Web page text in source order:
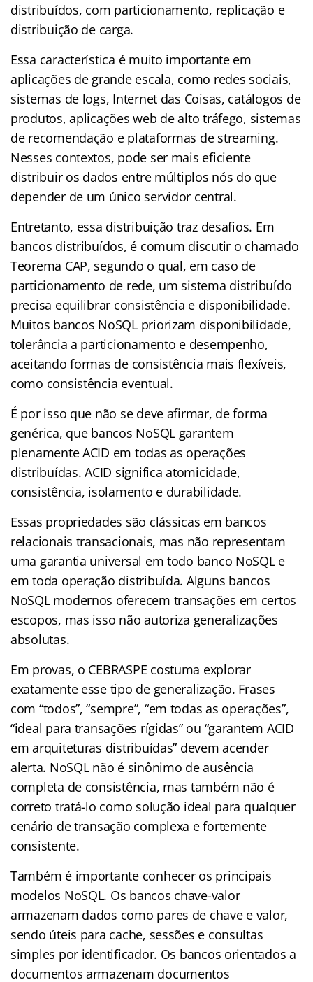
distribuídos, com particionamento, replicação e
distribuição de carga.
Essa característica é muito importante em
aplicações de grande escala, como redes sociais,
sistemas de logs, Internet das Coisas, catálogos de
produtos, aplicações web de alto tráfego, sistemas
de recomendação e plataformas de streaming.
Nesses contextos, pode ser mais eficiente
distribuir os dados entre múltiplos nós do que
depender de um único servidor central.
Entretanto, essa distribuição traz desafios. Em
bancos distribuídos, é comum discutir o chamado
Teorema CAP, segundo o qual, em caso de
particionamento de rede, um sistema distribuído
precisa equilibrar consistência e disponibilidade.
Muitos bancos NoSQL priorizam disponibilidade,
tolerância a particionamento e desempenho,
aceitando formas de consistência mais flexíveis,
como consistência eventual.
É por isso que não se deve afirmar, de forma
genérica, que bancos NoSQL garantem
plenamente ACID em todas as operações
distribuídas. ACID significa atomicidade,
consistência, isolamento e durabilidade.
Essas propriedades são clássicas em bancos
relacionais transacionais, mas não representam
uma garantia universal em todo banco NoSQL e
em toda operação distribuída. Alguns bancos
NoSQL modernos oferecem transações em certos
escopos, mas isso não autoriza generalizações
absolutas.
Em provas, o CEBRASPE costuma explorar
exatamente esse tipo de generalização. Frases
com “todos”, “sempre”, “em todas as operações”,
“ideal para transações rígidas” ou “garantem ACID
em arquiteturas distribuídas” devem acender
alerta. NoSQL não é sinônimo de ausência
completa de consistência, mas também não é
correto tratá-lo como solução ideal para qualquer
cenário de transação complexa e fortemente
consistente.
Também é importante conhecer os principais
modelos NoSQL. Os bancos chave-valor
armazenam dados como pares de chave e valor,
sendo úteis para cache, sessões e consultas
simples por identificador. Os bancos orientados a
documentos armazenam documentos